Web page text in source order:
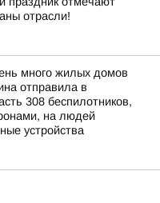
отрасли!
много жилых домов
отправила в
308 беспилотников,
на людей
устройства